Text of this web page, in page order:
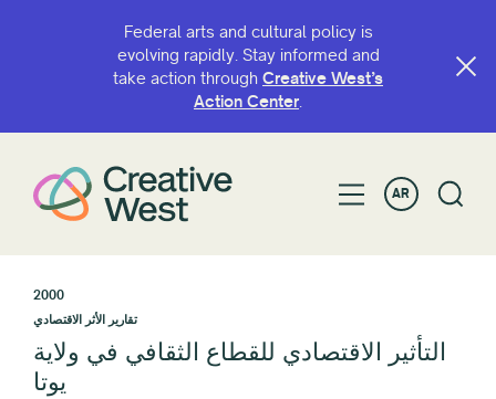
Federal arts and cultural policy is
evolving rapidly. Stay informed and
take action through Creative West’s
Action Center.
AR
2000
تقارير الأثر الاقتصادي
التأثير الاقتصادي للقطاع الثقافي في ولاية
يوتا